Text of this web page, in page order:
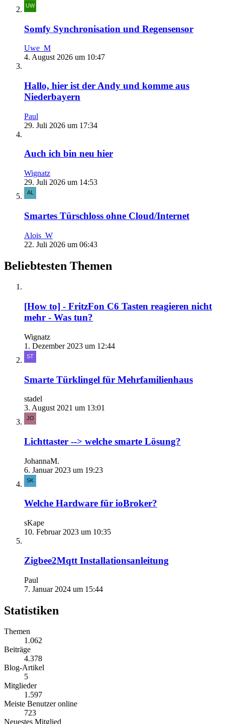
Somfy Synchronisation und Regensensor
Uwe_M
4. August 2026 um 10:47
Hallo, hier ist der Andy und komme aus
Niederbayern
Paul
29. Juli 2026 um 17:34
Auch ich bin neu hier
Wignatz
29. Juli 2026 um 14:53
Smartes Türschloss ohne Cloud/Internet
Alois_W
22. Juli 2026 um 06:43
Beliebtesten Themen
[How to] - FritzFon C6 Tasten reagieren nicht
mehr - Was tun?
Wignatz
1. Dezember 2023 um 12:44
Smarte Türklingel für Mehrfamilienhaus
stadel
3. August 2021 um 13:01
Lichttaster --> welche smarte Lösung?
JohannaM.
6. Januar 2023 um 19:23
Welche Hardware für ioBroker?
sKape
10. Februar 2023 um 10:35
Zigbee2Mqtt Installationsanleitung
Paul
7. Januar 2024 um 15:44
Statistiken
Themen
1.062
Beiträge
4.378
Blog-Artikel
5
Mitglieder
1.597
Meiste Benutzer online
723
Neuestes Mitglied